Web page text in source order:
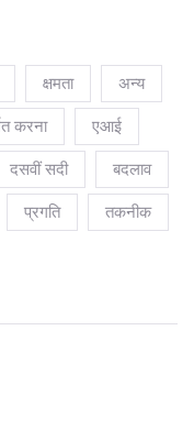
क्षमता अन्य
करना एआई
दसवीं सदी बदलाव
प्रगति तकनीक